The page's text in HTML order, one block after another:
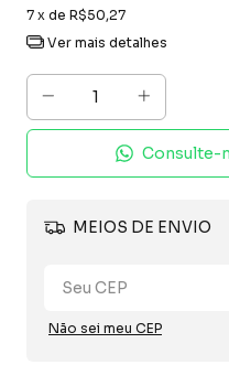
7 x de R$50,27
Ver mais detalhes
Consulte-
MEIOS DE ENVIO
Não sei meu CEP